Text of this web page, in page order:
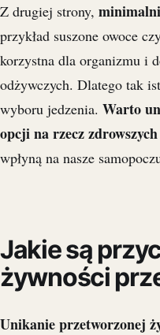
Z drugiej strony,
przykład suszone owoce
korzystna dla organizmu i
odżywczych. Dlatego tak
wyboru jedzenia. Warto
opcji na rzecz
wpłyną na nasze
Jakie są
żywności
Unikanie przetworzonej